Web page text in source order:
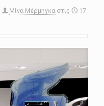
Μίνα Μέρμηγκα στις
17